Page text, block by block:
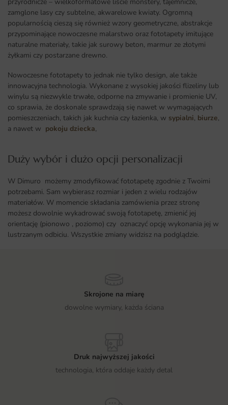
zamglone lasy czy subtelne, akwarelowe kwiaty. Ogromną
popularnością cieszą się również wzory geometryczne, abstrakcje
przypominające nowoczesne malarstwo oraz fototapety imitujące
naturalne materiały, takie jak surowy beton, marmur ze złotymi
żyłkami czy postarzane drewno.
Nowoczesne fototapety to jednak nie tylko design, ale także
innowacyjna technologia. Wykonane z wysokiej jakości flizeliny lub
winylu są niezwykle trwałe, odporne na zmywanie i promienie UV,
co sprawia, że doskonale sprawdzają się nawet w wymagających
pomieszczeniach, takich jak kuchnia czy łazienka, w sypialni, biurze,
a nawet w pokoju dziecka,
Duży wybór i dużo opcji personalizacji ​
W Dimuro możemy zmodyfikować fototapetę zgodnie z Twoimi
potrzebami. Sam wybierasz rozmiar i jeden z wielu rodzajów
materiałów. W momencie składania zamówienia przez stronę
możesz dowolnie wykadrować swoją fototapetę, zmienić jej
orientację (pionowo , poziomo) czy oznaczyć opcję wykonania jej w
lustrzanym odbiciu. Wszystkie zmiany widzisz na podglądzie.
Skrojone na miarę
dowolne wymiary, każda ściana
Druk najwyższej jakości
technologia, która oddaje każdy detal